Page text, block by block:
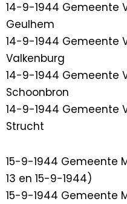
14-9-1944 Gemeente
Geulhem
14-9-1944 Gemeente
Valkenburg
14-9-1944 Gemeente
Schoonbron
14-9-1944 Gemeente
Strucht
15-9-1944 Gemeente
13 en 15-9-1944)
15-9-1944 Gemeente